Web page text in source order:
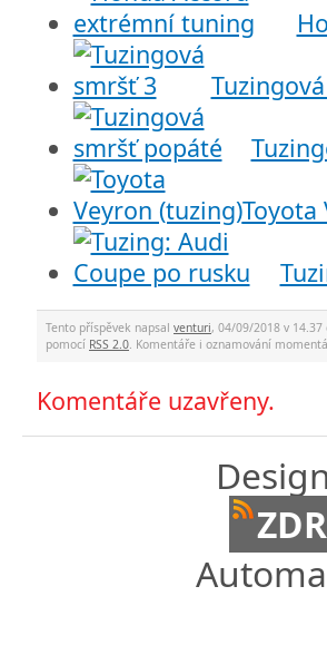
Toyota
Tento příspěvek napsal venturi, 04/09/2018 v 14.37
pomocí RSS 2.0. Komentáře i oznamování
Komentáře uzavřeny.
Design